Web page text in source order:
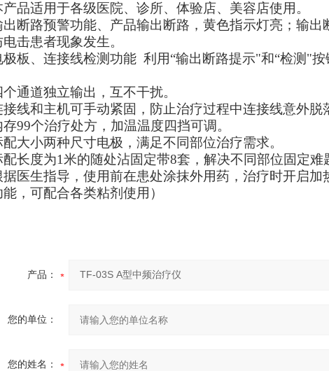
品适用于各级医院、诊所、体验店、美容店使用。
断路预警功能、产品输出断路，黄色指示灯亮；输出
击患者现象发生。
板、连接线检测功能 利用“输出断路提示"和“检测"
通道独立输出，互不干扰。
线和主机可手动紧固，防止治疗过程中连接线意外脱
99个治疗处方，加温温度四挡可调。
大小两种尺寸电极，满足不同部位治疗需求。
长度为1米的随处沾固定带8套，解决不同部位固定难
医生指导，使用前在患处涂抹外用药，治疗时开启加
，可配合各类粘剂使用）
产品：
您的单位：
您的姓名：